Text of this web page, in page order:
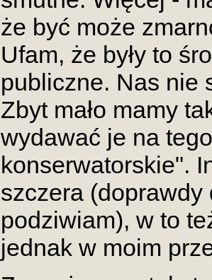
że być może
Ufam, że były to
publiczne. Nas nie
Zbyt mało mamy
wydawać je na
konserwatorskie".
szczera (doprawdy
podziwiam), w to
jednak w moim